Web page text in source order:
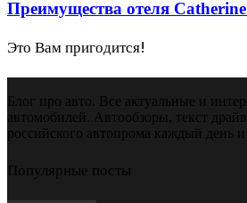
Преимущества отеля
Это Вам пригодится!
Блог про авто. Все актуальные и
автомобилей. Автообзоры, текст
российского автопрома каждый день и
Популярные посты